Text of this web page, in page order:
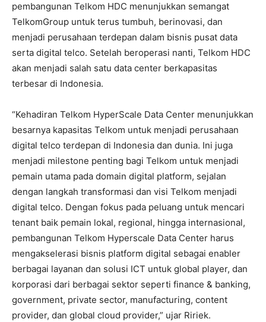
pembangunan Telkom HDC menunjukkan semangat
TelkomGroup untuk terus tumbuh, berinovasi, dan
menjadi perusahaan terdepan dalam bisnis pusat data
serta digital telco. Setelah beroperasi nanti, Telkom HDC
akan menjadi salah satu data center berkapasitas
terbesar di Indonesia.
“Kehadiran Telkom HyperScale Data Center menunjukkan
besarnya kapasitas Telkom untuk menjadi perusahaan
digital telco terdepan di Indonesia dan dunia. Ini juga
menjadi milestone penting bagi Telkom untuk menjadi
pemain utama pada domain digital platform, sejalan
dengan langkah transformasi dan visi Telkom menjadi
digital telco. Dengan fokus pada peluang untuk mencari
tenant baik pemain lokal, regional, hingga internasional,
pembangunan Telkom Hyperscale Data Center harus
mengakselerasi bisnis platform digital sebagai enabler
berbagai layanan dan solusi ICT untuk global player, dan
korporasi dari berbagai sektor seperti finance & banking,
government, private sector, manufacturing, content
provider, dan global cloud provider,” ujar Ririek.